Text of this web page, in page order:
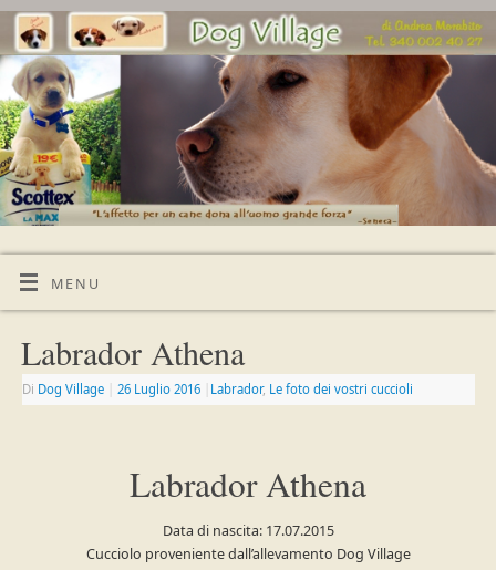
MENU
Labrador Athena
Di Dog Village 26 Luglio 2016 Labrador, Le foto dei vostri cuccioli
Labrador Athena
Data di nascita: 17.07.2015
Cucciolo proveniente dall’allevamento Dog Village